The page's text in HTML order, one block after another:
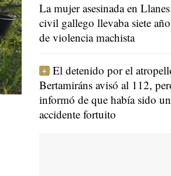
La mujer asesinada en
civil gallego llevaba siete
de violencia machista
El detenido por el
Bertamiráns avisó al 112,
informó de que había sido un
accidente fortuito